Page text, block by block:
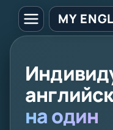
MY
на один